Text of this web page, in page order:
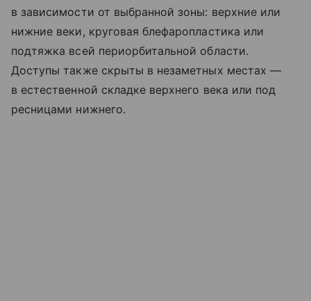
в зависимости от выбранной зоны: верхние или
нижние веки, круговая блефаропластика или
подтяжка всей периорбитальной области.
Доступы также скрыты в незаметных местах —
в естественной складке верхнего века или под
ресницами нижнего.